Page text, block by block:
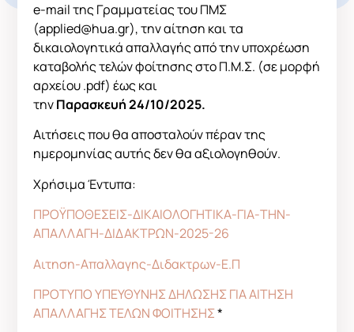
e-mail της Γραμματείας του ΠΜΣ
(applied@hua.gr), την αίτηση και τα
δικαιολογητικά απαλλαγής από την υποχρέωση
καταβολής τελών φοίτησης στο Π.Μ.Σ. (σε μορφή
αρχείου .pdf) έως και
τηνΠαρασκευή 24/10/2025.
Αιτήσεις που θα αποσταλούν πέραν της
ημερομηνίας αυτής δεν θα αξιολογηθούν.
Χρήσιμα Έντυπα:
ΠΡΟΫΠΟΘΕΣΕΙΣ-ΔΙΚΑΙΟΛΟΓΗΤΙΚΑ-ΓΙΑ-ΤΗΝ-
ΑΠΑΛΛΑΓΗ-ΔΙΔΑΚΤΡΩΝ-2025-26
Αιτηση-Απαλλαγης-Διδακτρων-Ε.Π
ΠΡΟΤΥΠΟ ΥΠΕΥΘΥΝΗΣ ΔΗΛΩΣΗΣ ΓΙΑ ΑΙΤΗΣΗ
ΑΠΑΛΛΑΓΗΣ ΤΕΛΩΝ ΦΟΙΤΗΣΗΣ*